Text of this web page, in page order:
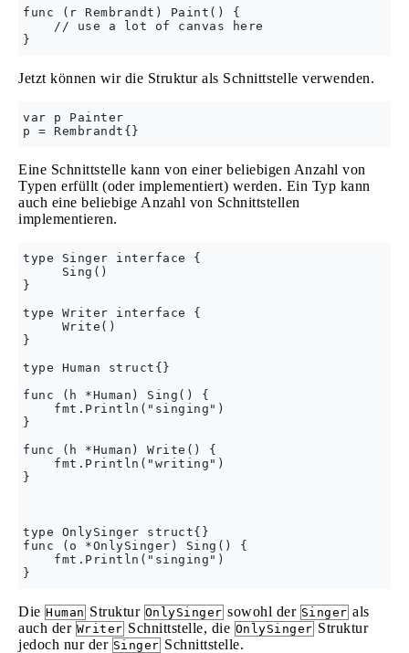
func (r Rembrandt) Paint() {
    // use a lot of canvas here
Jetzt können wir die Struktur als Schnittstelle verwenden.
var p Painter
Eine Schnittstelle kann von einer beliebigen Anzahl von
Typen erfüllt (oder implementiert) werden. Ein Typ kann
auch eine beliebige Anzahl von Schnittstellen
implementieren.
type Singer interface {
     Sing()
}
type Writer interface {
     Write()
}
type Human struct{}
func (h *Human) Sing() {
    fmt.Println("singing")
}
func (h *Human) Write() {
    fmt.Println("writing")
}
type OnlySinger struct{}
func (o *OnlySinger) Sing() {
    fmt.Println("singing")
Die Human Struktur OnlySinger sowohl der Singer als
auch der Writer Schnittstelle, die OnlySinger Struktur
jedoch nur der Singer Schnittstelle.